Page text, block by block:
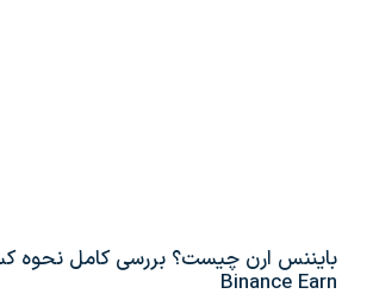
بایننس ارن چیست؟ بررسی کامل نحوه
Binance Earn